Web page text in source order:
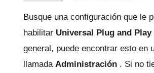
Busque una configuración que le
habilitar Universal Plug and Play
general, puede encontrar esto en
llamada Administración . Si no